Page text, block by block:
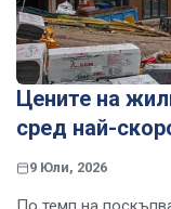
Цените на
сред най-
9 Юли, 2026